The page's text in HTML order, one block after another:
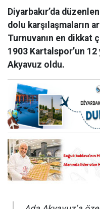
Diyarbakır’da
dolu karşılaşmaların
Turnuvanın en dikkat
1903 Kartalspor’un
Akyavuz oldu.